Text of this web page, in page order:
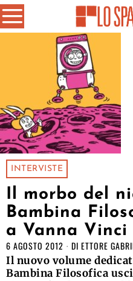
INTERVISTE
Il morbo del
Bambina
a Vanna Vinci
6 AGOSTO 2012 DI ETTORE
Il nuovo volume
Bambina Filosofica